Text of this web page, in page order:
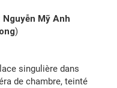
Nguyễn Mỹ Anh
)
singulière dans
de chambre, teinté